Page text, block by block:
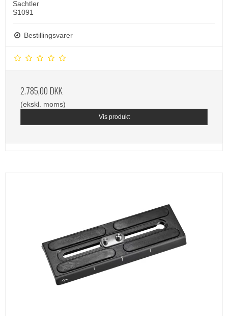
Sachtler
S1091
Bestillingsvarer
2.785,00 DKK
(ekskl. moms)
Vis produkt